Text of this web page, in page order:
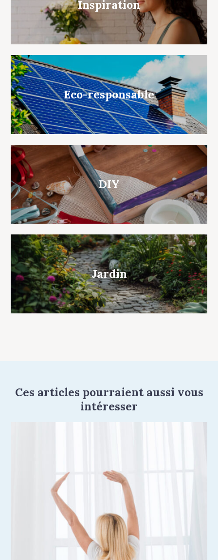
Inspiration
Eco-responsable
DIY
Jardin
Ces articles pourraient aussi vous
intéresser